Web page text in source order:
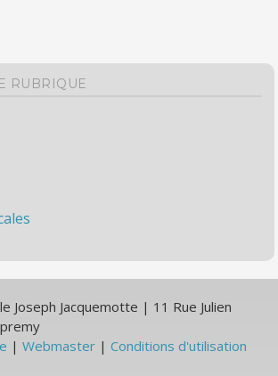
RUBRIQUE
Joseph Jacquemotte | 11 Rue Julien
|Webmaster |Conditions d'utilisation